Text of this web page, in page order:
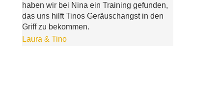
haben wir bei Nina ein Training gefunden,
das uns hilft Tinos Geräuschangst in den
Griff zu bekommen.
Laura & Tino